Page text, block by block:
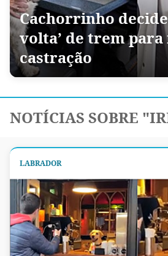
Cachorrinho
volta’ de trem
castração
NOTÍCIAS SOBRE
LABRADOR